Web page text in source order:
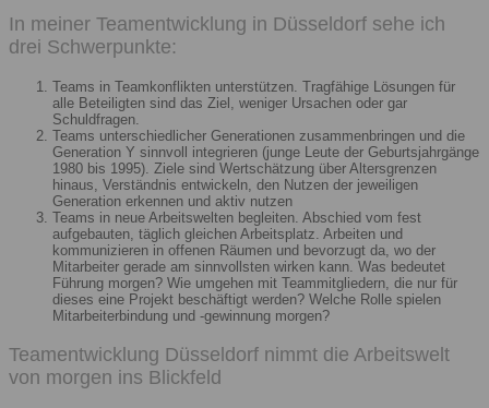
In meiner Teamentwicklung in Düsseldorf sehe ich
drei Schwerpunkte:
Teams in Teamkonflikten unterstützen. Tragfähige Lösungen für
alle Beteiligten sind das Ziel, weniger Ursachen oder gar
Schuldfragen.
Teams unterschiedlicher Generationen zusammenbringen und die
Generation Y sinnvoll integrieren (junge Leute der Geburtsjahrgänge
1980 bis 1995). Ziele sind Wertschätzung über Altersgrenzen
hinaus, Verständnis entwickeln, den Nutzen der jeweiligen
Generation erkennen und aktiv nutzen
Teams in neue Arbeitswelten begleiten. Abschied vom fest
aufgebauten, täglich gleichen Arbeitsplatz. Arbeiten und
kommunizieren in offenen Räumen und bevorzugt da, wo der
Mitarbeiter gerade am sinnvollsten wirken kann. Was bedeutet
Führung morgen? Wie umgehen mit Teammitgliedern, die nur für
dieses eine Projekt beschäftigt werden? Welche Rolle spielen
Mitarbeiterbindung und -gewinnung morgen?
Teamentwicklung Düsseldorf nimmt die Arbeitswelt
von morgen ins Blickfeld